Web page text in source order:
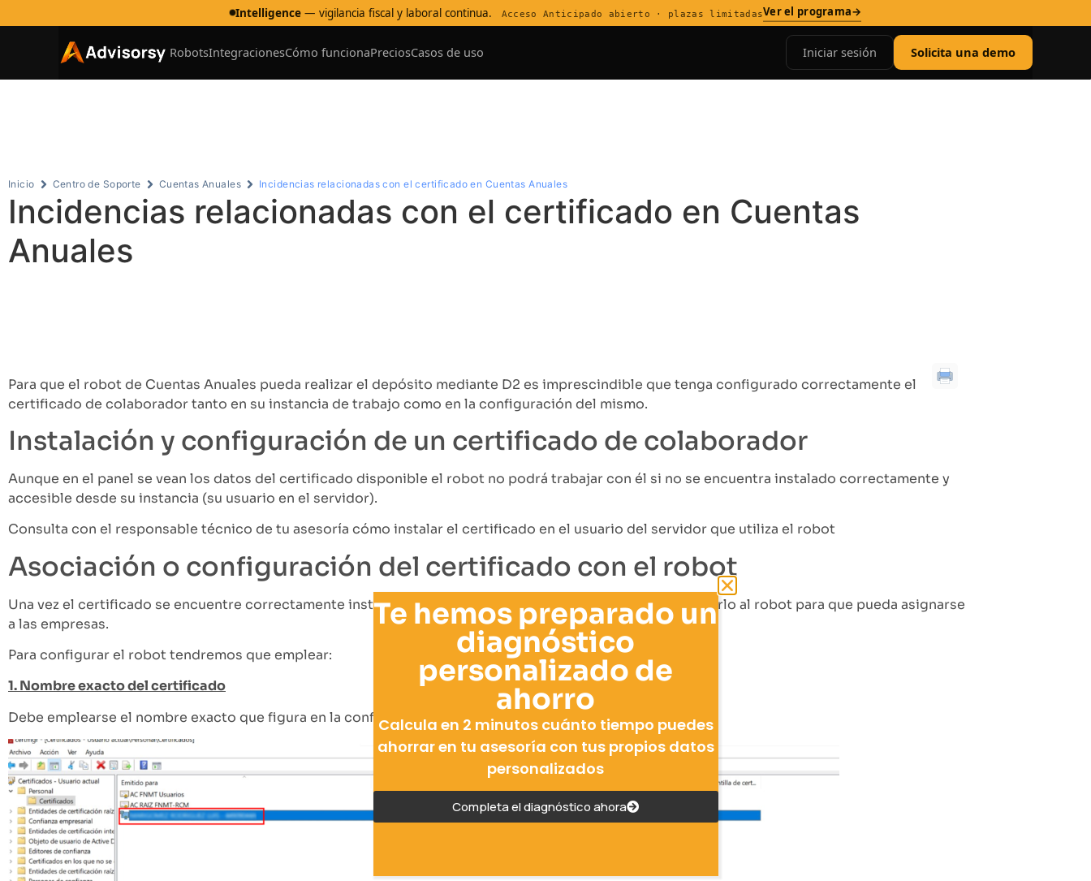
Intelligence— vigilancia fiscal y laboral continua. Acceso Anticipado abierto · plazas limitadasVer el programa→
RobotsIntegracionesCómo funcionaPreciosCasos de uso Iniciar sesión Solicita una demo
Inicio Centro de Soporte Cuentas Anuales Incidencias relacionadas con el certificado en Cuentas Anuales
Incidencias relacionadas con el certificado en Cuentas
Anuales
Para que el robot de Cuentas Anuales pueda realizar el depósito mediante D2 es imprescindible que tenga configurado correctamente el
certificado de colaborador tanto en su instancia de trabajo como en la configuración del mismo.
Instalación y configuración de un certificado de colaborador
Aunque en el panel se vean los datos del certificado disponible el robot no podrá trabajar con él si no se encuentra instalado correctamente y
accesible desde su instancia (su usuario en el servidor).
Consulta con el responsable técnico de tu asesoría cómo instalar el certificado en el usuario del servidor que utiliza el robot
Asociación o configuración del certificado con el robot
Una vez el certificado se encuentre correctamente instalado en la instancia debemos configurarlo o asociarlo al robot para que pueda asignarse
a las empresas.
Para configurar el robot tendremos que emplear:
1. Nombre exacto del certificado
Debe emplearse el nombre exacto que figura en la configuración de Windows para el certificado:
Te hemos preparado un
diagnóstico
personalizado de
ahorro
Calcula en 2 minutos cuánto tiempo puedes
ahorrar en tu asesoría con tus propios datos
personalizados
Completa el diagnóstico ahora